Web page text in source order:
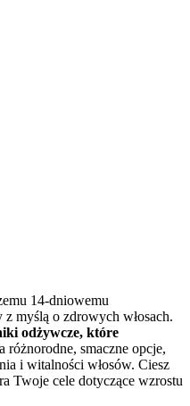
14-dniowemu
z myślą o zdrowych włosach.
odżywcze, które
różnorodne, smaczne opcje,
i witalności włosów. Ciesz
Twoje cele dotyczące wzrostu